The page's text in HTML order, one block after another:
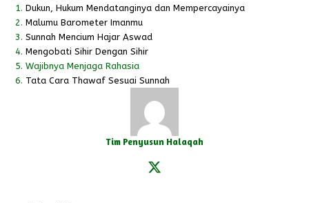
1. Dukun, Hukum Mendatanginya dan Mempercayainya
2. Malumu Barometer Imanmu
3. Sunnah Mencium Hajar Aswad
4. Mengobati Sihir Dengan Sihir
5. Wajibnya Menjaga Rahasia
6. Tata Cara Thawaf Sesuai Sunnah
Tim Penyusun Halaqah